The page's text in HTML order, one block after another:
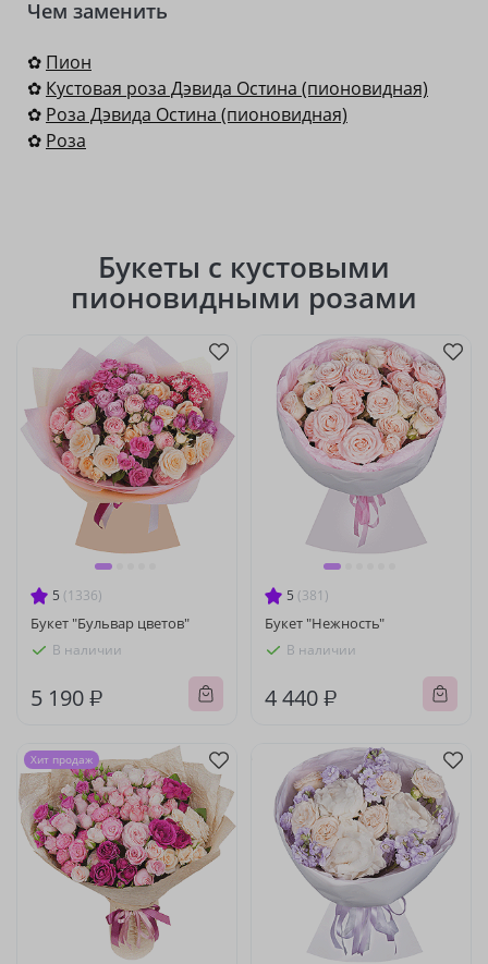
Чем заменить
✿ Пион
✿ Кустовая роза Дэвида Остина (пионовидная)
✿ Роза Дэвида Остина (пионовидная)
✿ Роза
Букеты с кустовыми
пионовидными розами
5 (1336)
Букет "Бульвар цветов"
В наличии
5 190 ₽
5 (381)
Букет "Нежность"
В наличии
4 440 ₽
Хит продаж